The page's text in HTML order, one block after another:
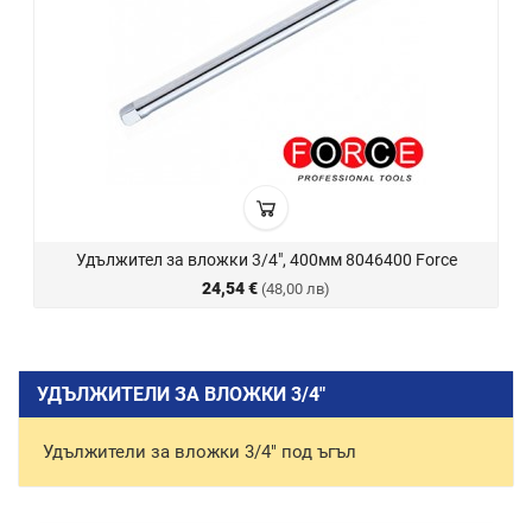
Удължител за вложки 3/4", 400мм 8046400 Force
24,54 € (48,00 лв)
УДЪЛЖИТЕЛИ ЗА ВЛОЖКИ 3/4"
Удължители за вложки 3/4" под ъгъл